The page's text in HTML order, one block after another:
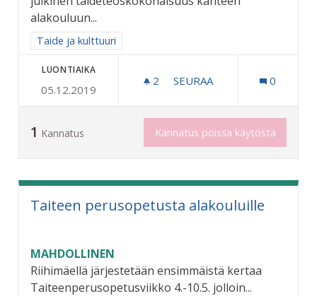
alakouluun...
Rajaa tulokset aihepiirin mukaan: Taide ja kulttuuri
Taide ja kulttuuri
LUONTIAIKA
05.12.2019
2 2 SEURAAJAA
SEURAA 0
1 Kannatus Kannatus poissa käytöstä
Taiteen perusopetusta alakouluille
MAHDOLLINEN
Riihimäellä järjestetään ensimmäistä kertaa
Taiteenperusopetusviikko 4.-10.5. jolloin...